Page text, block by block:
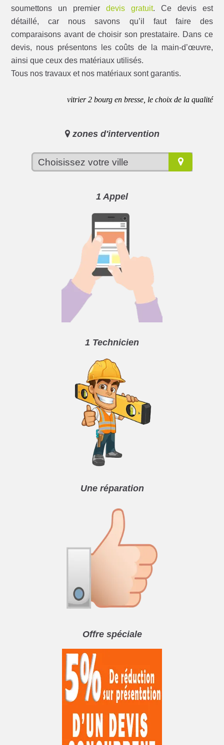
soumettons un premierdevis gratuit. Ce devis est
détaillé, car nous savons qu’il faut faire des
comparaisons avant de choisir son prestataire. Dans ce
devis, nous présentons les coûts de la main-d’œuvre,
ainsi que ceux des matériaux utilisés.
Tous nos travaux et nos matériaux sont garantis.
vitrier 2 bourg en bresse, le choix de la qualité
zones d'intervention
1 Appel
1 Technicien
Une réparation
Offre spéciale